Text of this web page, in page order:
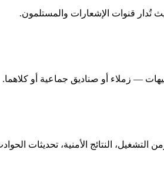
— زملاء أو صناديق جماعية أو كلاهما.
التشغيل، النتائج الأمنية، تحديثات